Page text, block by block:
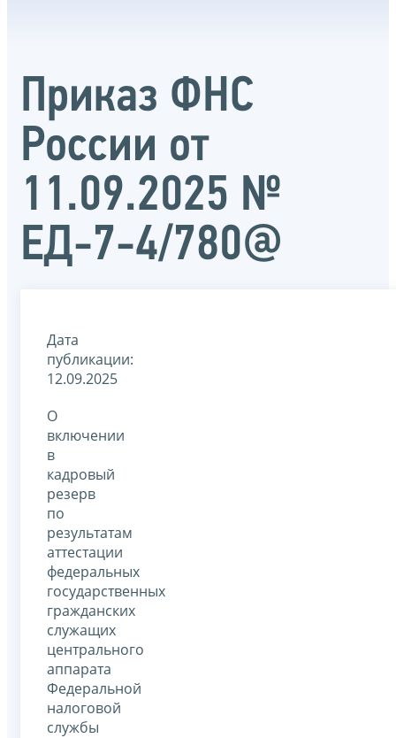
Приказ ФНС
России от
11.09.2025 №
ЕД-7-4/780@
Дата
публикации:
12.09.2025
О
включении
в
кадровый
резерв
по
результатам
аттестации
федеральных
государственных
гражданских
служащих
центрального
аппарата
Федеральной
налоговой
службы